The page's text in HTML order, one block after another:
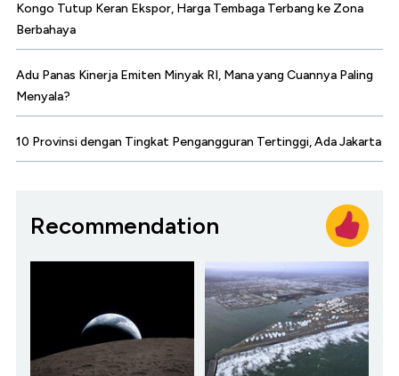
Kongo Tutup Keran Ekspor, Harga Tembaga Terbang ke Zona
Berbahaya
Adu Panas Kinerja Emiten Minyak RI, Mana yang Cuannya Paling
Menyala?
10 Provinsi dengan Tingkat Pengangguran Tertinggi, Ada Jakarta
Recommendation